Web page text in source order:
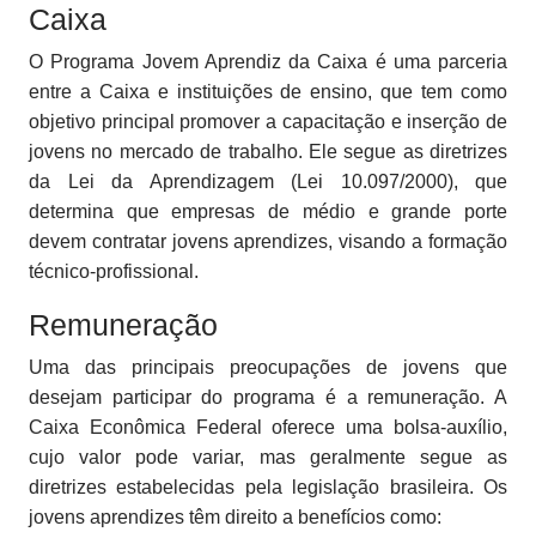
Caixa
O Programa Jovem Aprendiz da Caixa é uma parceria
entre a Caixa e instituições de ensino, que tem como
objetivo principal promover a capacitação e inserção de
jovens no mercado de trabalho. Ele segue as diretrizes
da Lei da Aprendizagem (Lei 10.097/2000), que
determina que empresas de médio e grande porte
devem contratar jovens aprendizes, visando a formação
técnico-profissional.
Remuneração
Uma das principais preocupações de jovens que
desejam participar do programa é a remuneração. A
Caixa Econômica Federal oferece uma bolsa-auxílio,
cujo valor pode variar, mas geralmente segue as
diretrizes estabelecidas pela legislação brasileira. Os
jovens aprendizes têm direito a benefícios como: